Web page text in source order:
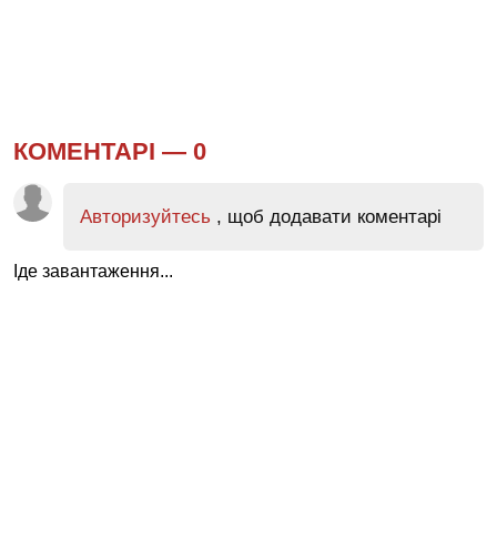
КОМЕНТАРІ — 0
Авторизуйтесь , щоб додавати коментарі
Іде завантаження...